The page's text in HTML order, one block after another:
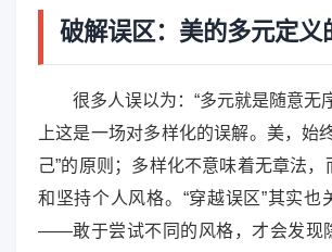
破解误区：美的多元定义
很多人误以为：“多元就是随意无
上这是一场对多样化的误解。美，始
己”的原则；多样化不意味着无章法
和坚持个人风格。“穿越误区”其实也
——敢于尝试不同的风格，才会发现